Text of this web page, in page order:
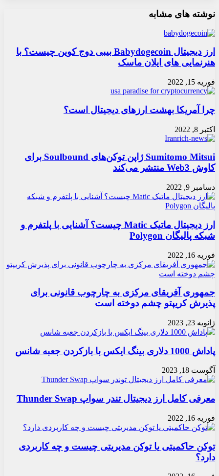
بوک
آپ
ایمیل
نوشته های مشابه
ارز دیجیتال Babydogecoin بیبی دوج کوین چیست؟ با
هنرنمایی های ایلان ماسک
فوریه 15, 2022
چرا آمریکا بهشت ارزهای دیجیتال است؟
اکتبر 8, 2022
Sumitomo Mitsui ژاپن توکن‌های Soulbound برای
کاوش Web3 منتشر می‌کند
دسامبر 9, 2022
ارز دیجیتال ماتیک Matic چیست؟ آشنایی با پلتفرم و
شبکه پالیگان Polygon
فوریه 16, 2022
جمهوری آفریقای مرکزی به چارچوب قانونی برای
پذیرش کریپتو چشم دوخته است
ژانویه 23, 2023
پاداش 1000 دلاری بینگ ایکس با بازکردن جعبه شانس
آگوست 18, 2023
معرفی کامل ارز دیجیتال تندر سواپ Thunder Swap
فوریه 16, 2022
توکن حاکمیتی یا توکن مدیریتی چیست و چه کاربردی
دارد؟